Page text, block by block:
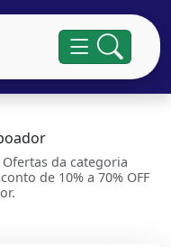
da categoria
de 10% a 70% OFF